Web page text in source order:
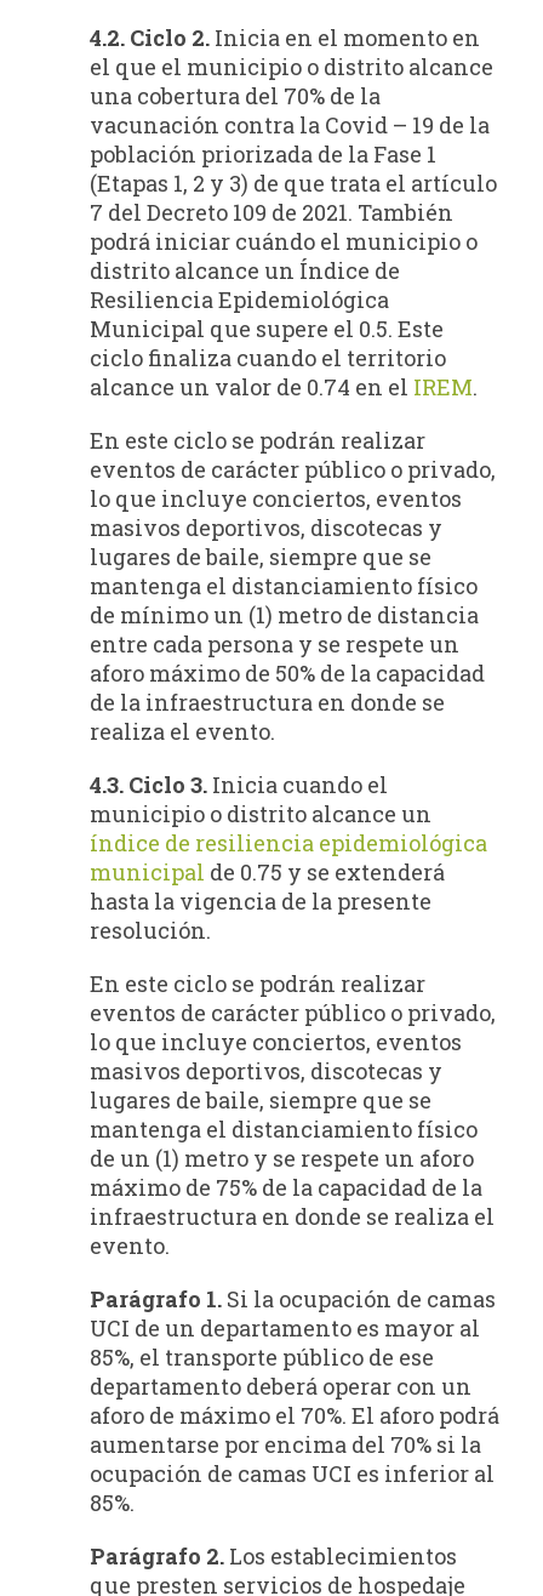
4.2. Ciclo 2. Inicia en el momento en
el que el municipio o distrito alcance
una cobertura del 70% de la
vacunación contra la Covid – 19 de la
población priorizada de la Fase 1
(Etapas 1, 2 y 3) de que trata el artículo
7 del Decreto 109 de 2021. También
podrá iniciar cuándo el municipio o
distrito alcance un Índice de
Resiliencia Epidemiológica
Municipal que supere el 0.5. Este
ciclo finaliza cuando el territorio
alcance un valor de 0.74 en el IREM.
En este ciclo se podrán realizar
eventos de carácter público o privado,
lo que incluye conciertos, eventos
masivos deportivos, discotecas y
lugares de baile, siempre que se
mantenga el distanciamiento físico
de mínimo un (1) metro de distancia
entre cada persona y se respete un
aforo máximo de 50% de la capacidad
de la infraestructura en donde se
realiza el evento.
4.3. Ciclo 3. Inicia cuando el
municipio o distrito alcance un
índice de resiliencia epidemiológica
municipal de 0.75 y se extenderá
hasta la vigencia de la presente
resolución.
En este ciclo se podrán realizar
eventos de carácter público o privado,
lo que incluye conciertos, eventos
masivos deportivos, discotecas y
lugares de baile, siempre que se
mantenga el distanciamiento físico
de un (1) metro y se respete un aforo
máximo de 75% de la capacidad de la
infraestructura en donde se realiza el
evento.
Parágrafo 1. Si la ocupación de camas
UCI de un departamento es mayor al
85%, el transporte público de ese
departamento deberá operar con un
aforo de máximo el 70%. El aforo podrá
aumentarse por encima del 70% si la
ocupación de camas UCI es inferior al
85%.
Parágrafo 2. Los establecimientos
que presten servicios de hospedaje